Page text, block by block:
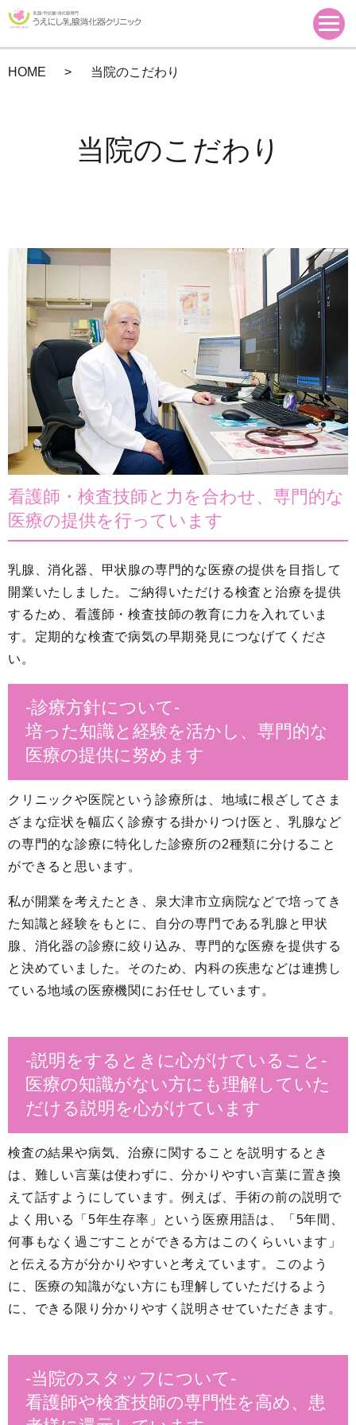
HOME 当院のこだわり
当院のこだわり
看護師・検査技師と力を合わせ、専門的な
医療の提供を行っています
乳腺、消化器、甲状腺の専門的な医療の提供を目指して
開業いたしました。ご納得いただける検査と治療を提供
するため、看護師・検査技師の教育に力を入れていま
す。定期的な検査で病気の早期発見につなげてくださ
い。
-診療方針について-
培った知識と経験を活かし、専門的な
医療の提供に努めます
クリニックや医院という診療所は、地域に根ざしてさま
ざまな症状を幅広く診療する掛かりつけ医と、乳腺など
の専門的な診療に特化した診療所の2種類に分けること
ができると思います。
私が開業を考えたとき、泉大津市立病院などで培ってき
た知識と経験をもとに、自分の専門である乳腺と甲状
腺、消化器の診療に絞り込み、専門的な医療を提供する
と決めていました。そのため、内科の疾患などは連携し
ている地域の医療機関にお任せしています。
-説明をするときに心がけていること-
医療の知識がない方にも理解していた
だける説明を心がけています
検査の結果や病気、治療に関することを説明するとき
は、難しい言葉は使わずに、分かりやすい言葉に置き換
えて話すようにしています。例えば、手術の前の説明で
よく用いる「5年生存率」という医療用語は、「5年間、
何事もなく過ごすことができる方はこのくらいいます」
と伝える方が分かりやすいと考えています。このよう
に、医療の知識がない方にも理解していただけるよう
に、できる限り分かりやすく説明させていただきます。
-当院のスタッフについて-
看護師や検査技師の専門性を高め、患